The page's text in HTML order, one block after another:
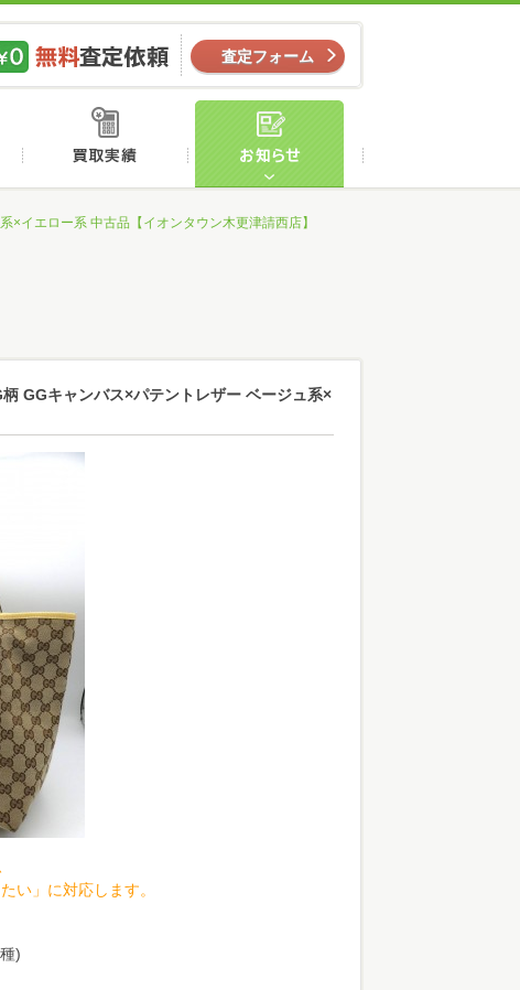
ー 無料査定依頼
査定フォーム
店舗案内 買取実績
×イエロー系 中古品【イオンタウン木更津請西店】
GGキャンバス×パテントレザー ベージュ系×
い」に対応します。
)